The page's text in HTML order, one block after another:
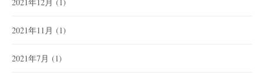
2021年11月 (1)
2021年7月 (1)